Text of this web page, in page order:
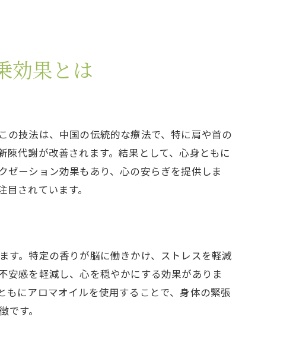
効果とは
の技法は、中国の伝統的な療法で、特に肩や首の
代謝が改善されます。結果として、心身ともに
ーション効果もあり、心の安らぎを提供しま
されています。
す。特定の香りが脳に働きかけ、ストレスを軽減
安感を軽減し、心を穏やかにする効果がありま
にアロマオイルを使用することで、身体の緊張
す。